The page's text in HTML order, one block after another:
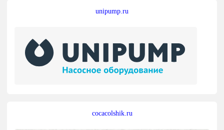
unipump.ru
cocacolshik.ru